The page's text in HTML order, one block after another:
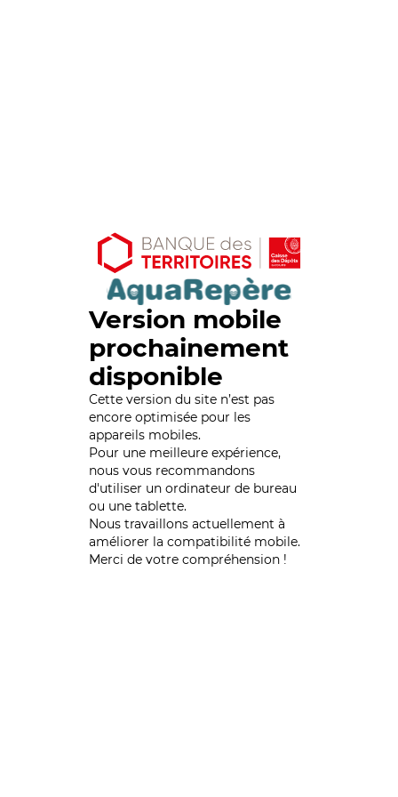
Version mobile
prochainement
disponible
Cette version du site n’est pas
encore optimisée pour les
appareils mobiles.
Pour une meilleure expérience,
nous vous recommandons
d'utiliser un ordinateur de bureau
ou une tablette.
Nous travaillons actuellement à
améliorer la compatibilité mobile.
Merci de votre compréhension !